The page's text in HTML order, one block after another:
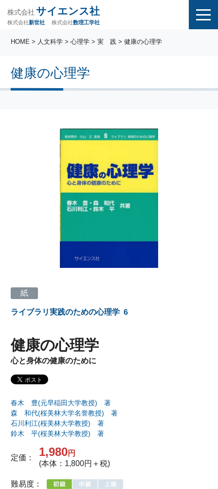
株式会社 サイエンス社
株式会社新世社 株式会社数理工学社
健康の心理学
HOME > 人文科学 >心理学 >実 践 > 健康の心理学
紙
ライブラリ実践のための心理学 6
健康の心理学
心と身体の健康のために
春木 豊(元早稲田大学教授) 著
森 和代(桜美林大学名誉教授) 著
石川利江(桜美林大学教授) 著
鈴木 平(桜美林大学教授) 著
定価： 1,980円
(本体：1,800円＋税)
難易度：